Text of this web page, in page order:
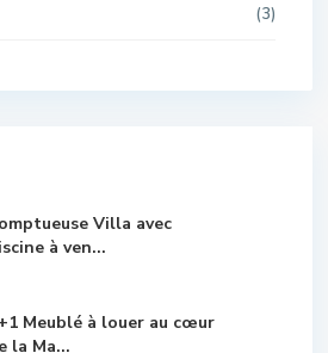
(3)
Villa avec
à ven...
Meublé à louer au cœur
la Ma...